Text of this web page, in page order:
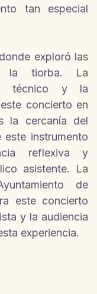
tan especial
exploró las
la tiorba. La
técnico y la
concierto en
la cercanía del
instrumento
reflexiva y
asistente. La
de
este concierto
y la audiencia
experiencia.